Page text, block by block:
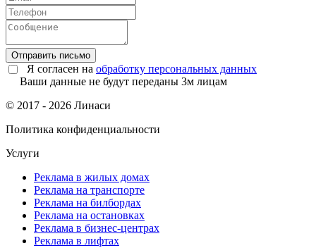
Отправить письмо
Я согласен на обработку персональных данных
Ваши данные не будут переданы 3м лицам
© 2017 - 2026 Линаси
Политика конфиденциальности
Услуги
Реклама в жилых домах
Реклама на транспорте
Реклама на билбордах
Реклама на остановках
Реклама в бизнес-центрах
Реклама в лифтах